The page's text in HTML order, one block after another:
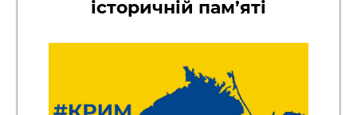
історичній пам’яті